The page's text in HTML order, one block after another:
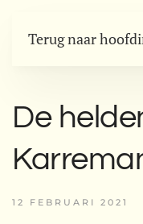
Terug naar
De
12 FEBRUARI 2021